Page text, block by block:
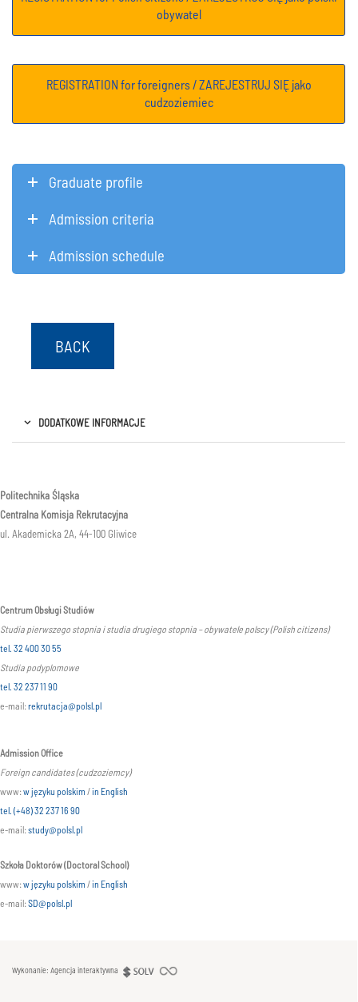
obywatel
REGISTRATION for foreigners / ZAREJESTRUJ SIĘ jako
cudzoziemiec
Graduate profile
Admission criteria
Admission schedule
BACK
DODATKOWE INFORMACJE
Politechnika Śląska
Centralna Komisja Rekrutacyjna
ul. Akademicka 2A, 44-100 Gliwice
Centrum Obsługi Studiów
Studia pierwszego stopnia i studia drugiego stopnia – obywatele polscy (Polish citizens)
tel. 32 400 30 55
Studia podyplomowe
tel. 32 237 11 90
e-mail:rekrutacja@polsl.pl
Admission Office
Foreign candidates (cudzoziemcy)
www:w języku polskim /in English
tel. (+48) 32 237 16 90
e-mail:study@polsl.pl
Szkoła Doktorów (Doctoral School)
www:w języku polskim /in English
e-mail:SD@polsl.pl
Wykonanie: Agencja interaktywna